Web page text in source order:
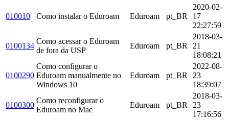
010010 Como instalar o Eduroam Eduroam pt_BR
2020-02-
17
22:27:59
0100134
Como acessar o Eduroam
de fora da USP
Eduroam pt_BR
2018-03-
21
18:08:21
0100290
Como configurar o
Eduroam manualmente no
Windows 10
Eduroam pt_BR
2022-08-
23
18:39:07
0100300
Como reconfigurar o
Eduroam no Mac
Eduroam pt_BR
2018-03-
23
17:16:56